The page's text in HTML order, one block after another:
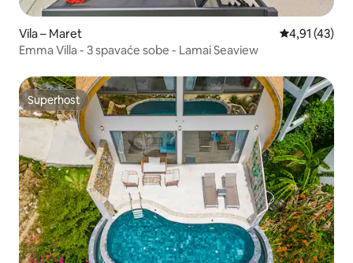
Vila – Maret Prosječna
4,91 (43)
Emma Villa - 3 spavaće sobe - Lamai Seaview
Superhost
Superhost